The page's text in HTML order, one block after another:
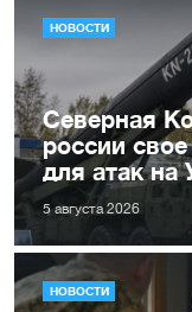
НОВОСТИ
Северная
россии
для атак на
5 августа 2026
НОВОСТИ